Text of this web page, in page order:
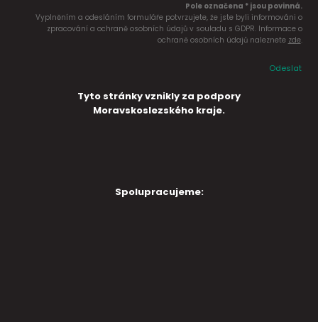
Pole označena * jsou povinná.
Vyplněním a odesláním formuláře potvrzujete, že jste byli informováni o
zpracování a ochraně osobních údajů v souladu s GDPR. Informace o
ochraně osobních údajů naleznete zde.
Odeslat
Tyto stránky vznikly za podpory
Moravskoslezského kraje.
Spolupracujeme: